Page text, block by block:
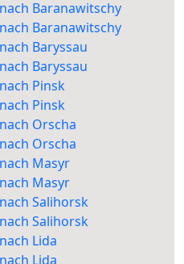
Baranawitschy
Baranawitschy
Baryssau
Baryssau
Pinsk
Pinsk
Orscha
Orscha
Masyr
Masyr
Salihorsk
Salihorsk
Lida
Lida